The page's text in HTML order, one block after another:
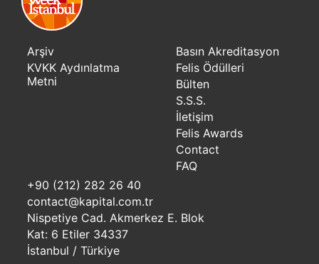
Arşiv
KVKK Aydınlatma
Metni
Basın Akreditasyon
Felis Ödülleri
Bülten
S.S.S.
İletişim
Felis Awards
Contact
FAQ
+90 (212) 282 26 40
contact@kapital.com.tr
Nispetiye Cad. Akmerkez E. Blok
Kat: 6 Etiler 34337
İstanbul / Türkiye